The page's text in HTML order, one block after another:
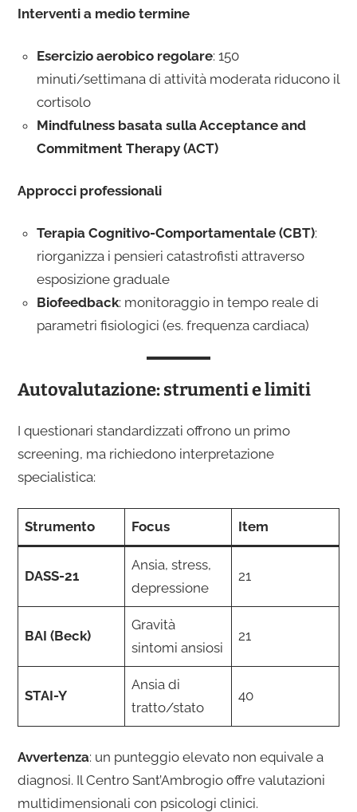
Interventi a medio termine
Esercizio aerobico regolare: 150
minuti/settimana di attività moderata riducono il
cortisolo
Mindfulness basata sulla Acceptance and
Commitment Therapy (ACT)
Approcci professionali
Terapia Cognitivo-Comportamentale (CBT):
riorganizza i pensieri catastrofisti attraverso
esposizione graduale
Biofeedback: monitoraggio in tempo reale di
parametri fisiologici (es. frequenza cardiaca)
Autovalutazione: strumenti e limiti
I questionari standardizzati offrono un primo
screening, ma richiedono interpretazione
specialistica:
Strumento Focus Item
DASS-21
Ansia, stress,
depressione
21
BAI (Beck)
Gravità
sintomi ansiosi
21
STAI-Y
Ansia di
tratto/stato
40
Avvertenza: un punteggio elevato non equivale a
diagnosi. Il Centro Sant’Ambrogio offre valutazioni
multidimensionali con psicologi clinici.